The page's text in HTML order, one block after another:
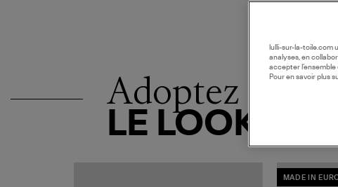
Adoptez
LE LOOK
MADE IN
lulli-sur-la-toile.com
analyses, en
accepter
Pour en savoir plus